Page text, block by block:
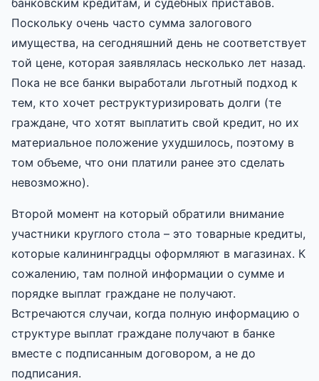
Поскольку очень часто сумма залогового
имущества, на сегодняшний день не соответствует
той цене, которая заявлялась несколько лет назад.
Пока не все банки выработали льготный подход к
тем, кто хочет реструктуризировать долги (те
граждане, что хотят выплатить свой кредит, но их
материальное положение ухудшилось, поэтому в
том объеме, что они платили ранее это сделать
невозможно).
Второй момент на который обратили внимание
участники круглого стола – это товарные кредиты,
которые калининградцы оформляют в магазинах. К
сожалению, там полной информации о сумме и
порядке выплат граждане не получают.
Встречаются случаи, когда полную информацию о
структуре выплат граждане получают в банке
вместе с подписанным договором, а не до
подписания.